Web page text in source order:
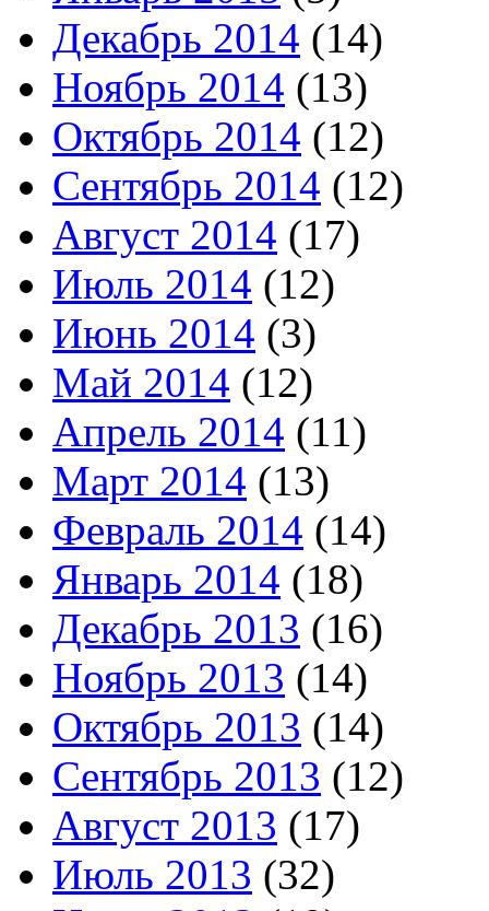
Декабрь 2014 (14)
Ноябрь 2014 (13)
Октябрь 2014 (12)
Сентябрь 2014 (12)
Август 2014 (17)
Июль 2014 (12)
Июнь 2014 (3)
Май 2014 (12)
Апрель 2014 (11)
Март 2014 (13)
Февраль 2014 (14)
Январь 2014 (18)
Декабрь 2013 (16)
Ноябрь 2013 (14)
Октябрь 2013 (14)
Сентябрь 2013 (12)
Август 2013 (17)
Июль 2013 (32)